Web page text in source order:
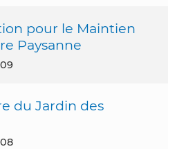
pour le Maintien
Paysanne
du Jardin des